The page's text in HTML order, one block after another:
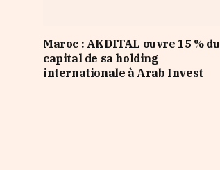
Maroc : AKDITAL ouvre 15 % du
capital de sa holding
internationale à Arab Invest